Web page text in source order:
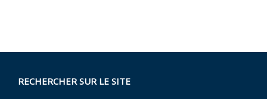
RECHERCHER SUR LE SITE